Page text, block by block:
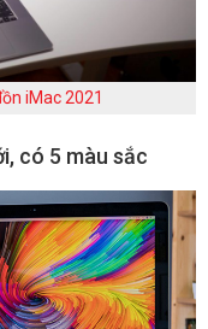
iMac 2021
có 5 màu sắc